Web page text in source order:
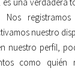
Nos
nuestro
nuestro perfil,
como quién